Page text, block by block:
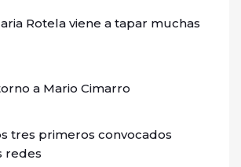
Rotela viene a tapar muchas
a Mario Cimarro
tres primeros convocados
redes